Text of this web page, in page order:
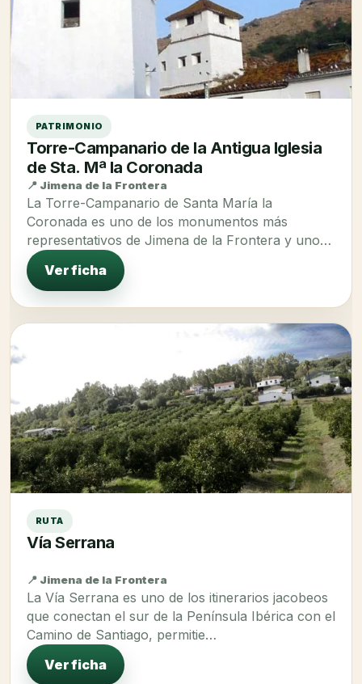
PATRIMONIO
Torre-Campanario de la Antigua Iglesia
de Sta. Mª la Coronada
📍 Jimena de la Frontera
La Torre-Campanario de Santa María la
Coronada es uno de los monumentos más
representativos de Jimena de la Frontera y uno
de los…
Ver ficha
RUTA
Vía Serrana
📍 Jimena de la Frontera
La Vía Serrana es uno de los itinerarios jacobeos
que conectan el sur de la Península Ibérica con el
Camino de Santiago, permitie…
Ver ficha